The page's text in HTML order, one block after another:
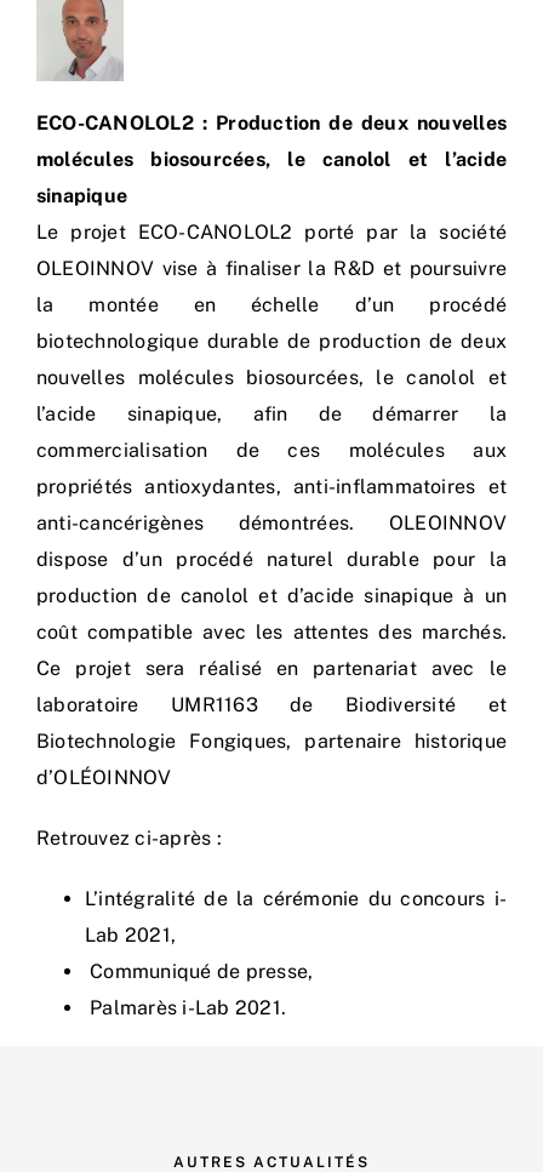
ECO-CANOLOL2 : Production de deux nouvelles
molécules biosourcées, le canolol et l’acide
sinapique
Le projet ECO-CANOLOL2 porté par la société
OLEOINNOV vise à finaliser la R&D et poursuivre
la montée en échelle d’un procédé
biotechnologique durable de production de deux
nouvelles molécules biosourcées, le canolol et
l’acide sinapique, afin de démarrer la
commercialisation de ces molécules aux
propriétés antioxydantes, anti-inflammatoires et
anti-cancérigènes démontrées. OLEOINNOV
dispose d’un procédé naturel durable pour la
production de canolol et d’acide sinapique à un
coût compatible avec les attentes des marchés.
Ce projet sera réalisé en partenariat avec le
laboratoire UMR1163 de Biodiversité et
Biotechnologie Fongiques, partenaire historique
d’OLÉOINNOV
Retrouvez ci-après :
L’intégralité de la cérémonie du concours i-
Lab 2021,
Communiqué de presse,
Palmarès i-Lab 2021.
AUTRES ACTUALITÉS